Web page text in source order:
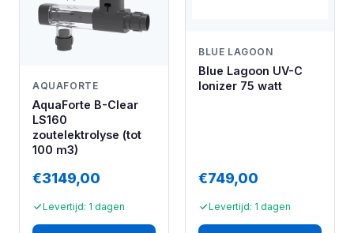
AQUAFORTE
AquaForte B-Clear
LS160
zoutelektrolyse (tot
100 m3)
€3149,00
Levertijd: 1 dagen
BLUE LAGOON
Blue Lagoon UV-C
Ionizer 75 watt
€749,00
Levertijd: 1 dagen